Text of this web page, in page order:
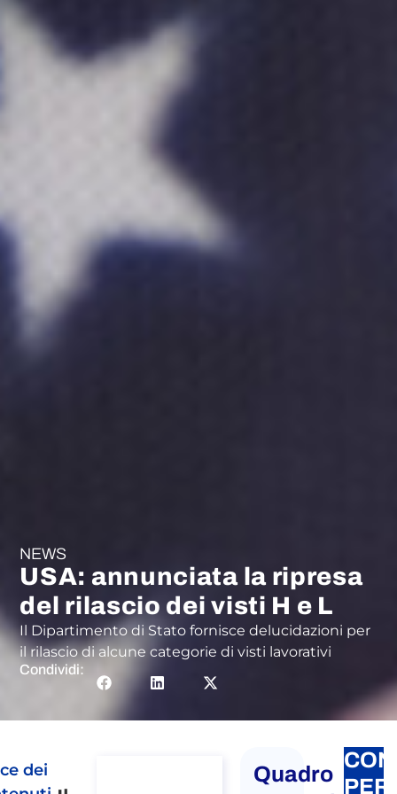
NEWS
USA: annunciata la ripresa
del rilascio dei visti H e L
Il Dipartimento di Stato fornisce delucidazioni per
il rilascio di alcune categorie di visti lavorativi
Condividi:
dei
Quadro
PER